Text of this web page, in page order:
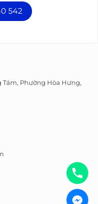
542
Tám, Phường Hòa Hưng,